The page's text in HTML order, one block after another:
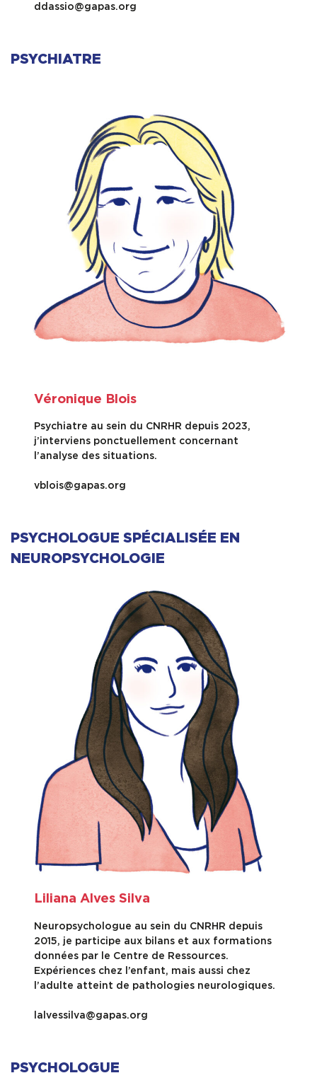
ddassio@gapas.org
PSYCHIATRE
Véronique Blois
Psychiatre au sein du CNRHR depuis 2023,
j’interviens ponctuellement concernant
l’analyse des situations.
vblois@gapas.org
PSYCHOLOGUE SPÉCIALISÉE EN
NEUROPSYCHOLOGIE
Liliana Alves Silva
Neuropsychologue au sein du CNRHR depuis
2015, je participe aux bilans et aux formations
données par le Centre de Ressources.
Expériences chez l’enfant, mais aussi chez
l’adulte atteint de pathologies neurologiques.
lalvessilva@gapas.org
PSYCHOLOGUE